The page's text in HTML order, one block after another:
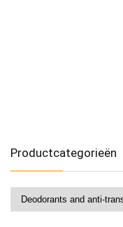
Productcategorieën